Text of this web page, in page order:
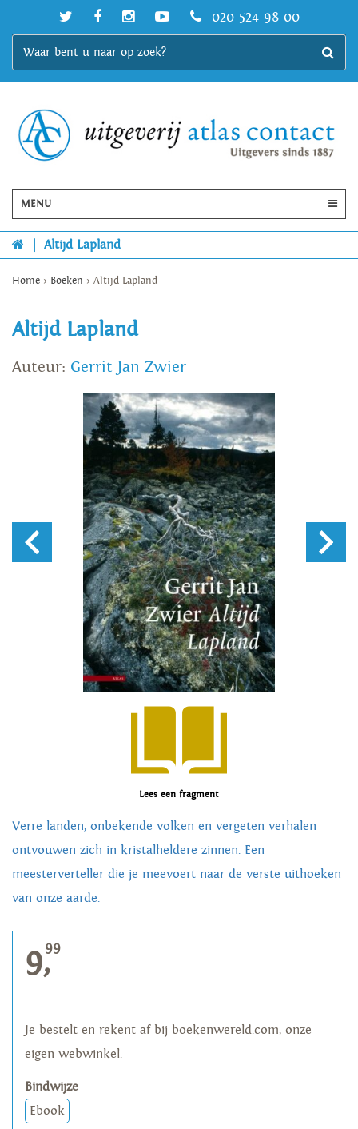
020 524 98 00
MENU
Altijd Lapland
Home > Boeken > Altijd Lapland
Altijd Lapland
Auteur: Gerrit Jan Zwier
Lees een fragment
Verre landen, onbekende volken en vergeten verhalen
ontvouwen zich in kristalheldere zinnen. Een
meesterverteller die je meevoert naar de verste uithoeken
van onze aarde.
9,99
Je bestelt en rekent af bij boekenwereld.com, onze
eigen webwinkel.
Bindwijze
Ebook